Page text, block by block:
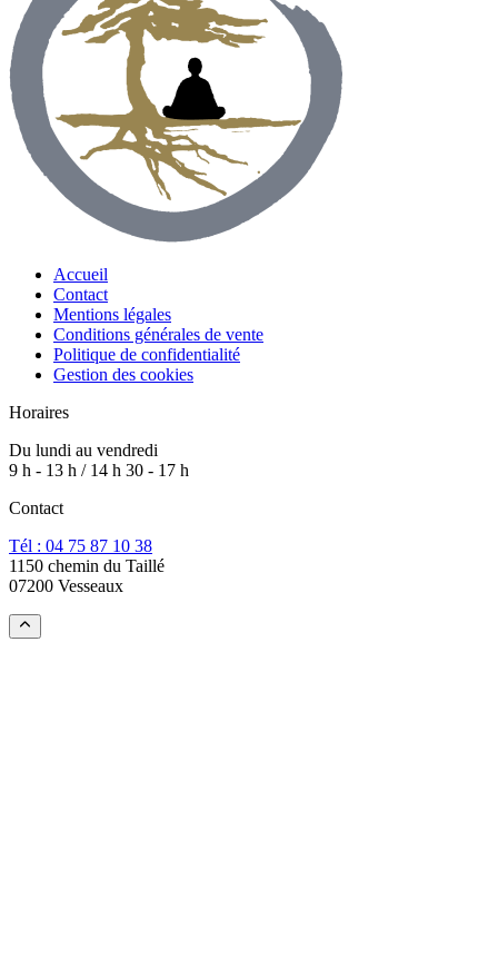
Accueil
Contact
Mentions légales
Conditions générales de vente
Politique de confidentialité
Gestion des cookies
Horaires
Du lundi au vendredi
9 h - 13 h / 14 h 30 - 17 h
Contact
Tél : 04 75 87 10 38
1150 chemin du Taillé
07200 Vesseaux